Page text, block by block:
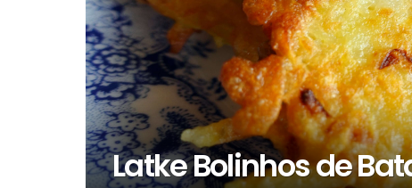
Latke Bolinhos de